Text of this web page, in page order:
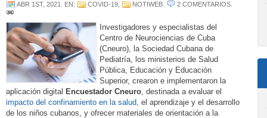
ABR 1ST, 2021 . EN: COVID-19 NOTIWEB 2 COMENTARIOS
Investigadores y especialistas del
Centro de Neurociencias de Cuba
(Cneuro), la Sociedad Cubana de
Pediatría, los ministerios de Salud
Pública, Educación y Educación
Superior, crearon e implementaron la
aplicación digital Encuestador Cneuro, destinada a evaluar el
impacto del confinamiento en la salud, el aprendizaje y el desarrollo
de los niños cubanos, y ofrecer materiales de orientación a la